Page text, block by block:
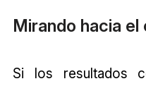
Mirando hacia
Si los resultados